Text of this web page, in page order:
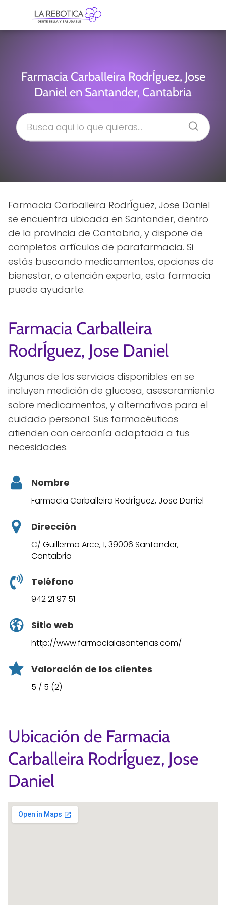
Farmacia Carballeira RodrÍguez, Jose
Daniel en Santander, Cantabria
Farmacia Carballeira RodrÍguez, Jose Daniel
se encuentra ubicada en Santander, dentro
de la provincia de Cantabria, y dispone de
completos artículos de parafarmacia. Si
estás buscando medicamentos, opciones de
bienestar, o atención experta, esta farmacia
puede ayudarte.
Farmacia Carballeira
RodrÍguez, Jose Daniel
Algunos de los servicios disponibles en se
incluyen medición de glucosa, asesoramiento
sobre medicamentos, y alternativas para el
cuidado personal. Sus farmacéuticos
atienden con cercanía adaptada a tus
necesidades.
Nombre
Farmacia Carballeira RodrÍguez, Jose Daniel
Dirección
C/ Guillermo Arce, 1, 39006 Santander,
Cantabria
Teléfono
942 21 97 51
Sitio web
http://www.farmacialasantenas.com/
Valoración de los clientes
5 / 5 (2)
Ubicación de Farmacia
Carballeira RodrÍguez, Jose
Daniel